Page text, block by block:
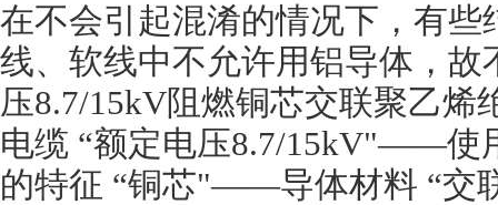
在不会引起混淆的情况下，有
线、软线中不允许用铝导体，
压8.7/15kV阻燃铜芯交联聚乙
电缆 “额定电压8.7/15kV"——
的特征 “铜芯"——导体材料 “